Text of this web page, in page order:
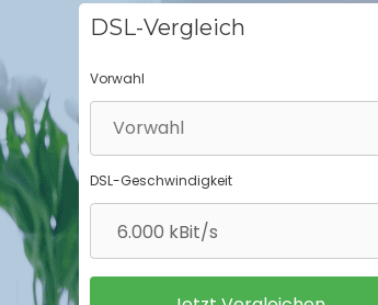
DSL-Vergleich
Vorwahl
DSL-Geschwindigkeit